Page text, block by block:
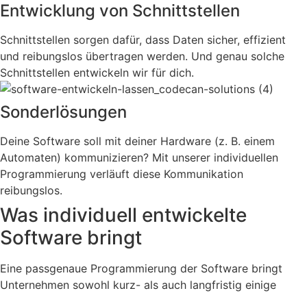
Entwicklung von Schnittstellen
Schnittstellen sorgen dafür, dass Daten sicher, effizient
und reibungslos übertragen werden. Und genau solche
Schnittstellen entwickeln wir für dich.
Sonderlösungen
Deine Software soll mit deiner Hardware (z. B. einem
Automaten) kommunizieren? Mit unserer individuellen
Programmierung verläuft diese Kommunikation
reibungslos.
Was individuell entwickelte
Software bringt
Eine passgenaue Programmierung der Software bringt
Unternehmen sowohl kurz- als auch langfristig einige